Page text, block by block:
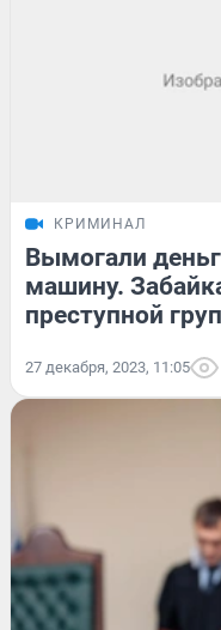
КРИМИНАЛ
Вымогали
машину.
преступной
27 декабря, 2023, 11:05